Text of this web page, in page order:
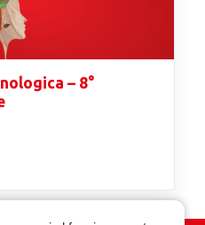
– 8°